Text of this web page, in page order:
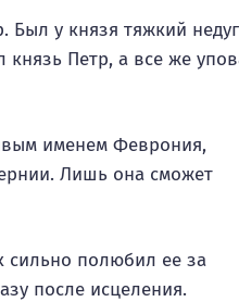
Был у князя тяжкий
князь Петр, а все же
именем Феврония,
Лишь она сможет
сильно полюбил ее за
после исцеления.